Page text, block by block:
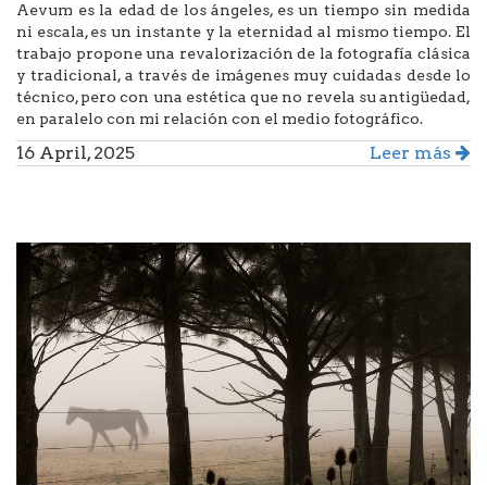
Aevum es la edad de los ángeles, es un tiempo sin medida
ni escala, es un instante y la eternidad al mismo tiempo. El
trabajo propone una revalorización de la fotografía clásica
y tradicional, a través de imágenes muy cuidadas desde lo
técnico, pero con una estética que no revela su antigüedad,
en paralelo con mi relación con el medio fotográfico.
16 April, 2025 Leer más